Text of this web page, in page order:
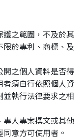
之範圍，不及於其
於專利、商標、及
開之個人資料是否得
須自行依照個人資
執行法律要求之相
人專案撰文或其他
意方可使用者。